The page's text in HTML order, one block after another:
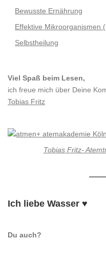
Bewusste Ernährung
Effektive Mikroorganismen
Selbstheilung
Viel Spaß beim Lesen,
ich freue mich über Deine
Tobias Fritz
Tobias Fritz-
Ich liebe Wasser ♥
Du auch?